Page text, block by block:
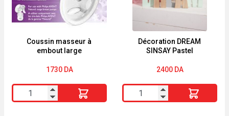
Coussin masseur à
embout large
1730 DA
quantité
de
Décoration DREAM
SINSAY Pastel
2400 DA
quantité
de